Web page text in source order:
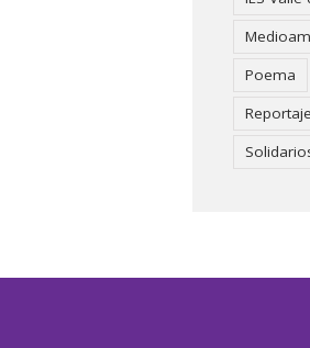
Poema
Reportaje